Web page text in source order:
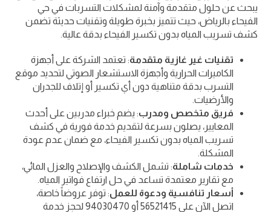
يبحث عن حلول متقدمة وآمنة لمشكلات التسربات في حي
الفيحاء بالرياض، حيث تتميز بخبرة طويلة وتقنيات حديثة تضمن
كشف تسريب المياه بدون تكسير الفيحاء بدقة عالية.
تقنيات غير غازية متقدمة: تعتمد الشركة على أجهزة
الكاميرات الحرارية وأجهزة الاستشعار الصوتي لتحديد موقع
التسرب بدقة متناهية دون أي تكسير أو إتلاف للجدران
والأرضيات.
فريق متخصص ومدرب: يضم خبراء مدربين على أحدث
المعايير، يصلون بسرعة لتقديم خدمة فورية في كشف
تسريب المياه بدون تكسير الفيحاء، مع ضمان عدم عودة
المشكلة.
خدمات شاملة: تشمل الكشف والإصلاح والعزل المائي،
مع تقارير معتمدة تساعد في حل ارتفاع فواتير المياه.
أسعار تنافسية ودعوة للعمل: توفر عروضاً خاصة،
اتصل الآن على 56521415 أو 94030470 لحجز خدمة